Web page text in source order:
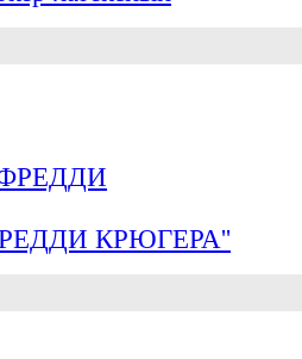
КРЮГЕРА''